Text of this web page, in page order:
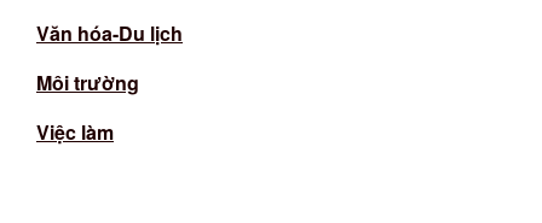
Văn hóa-Du lịch
Môi trường
Việc làm